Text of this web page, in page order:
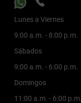
Lunes a Viernes
9:00 a.m. - 8:00 p.m.
Sábados
9:00 a.m. - 6:00 p.m.
Domingos
11:00 a.m. - 6:00 p.m.